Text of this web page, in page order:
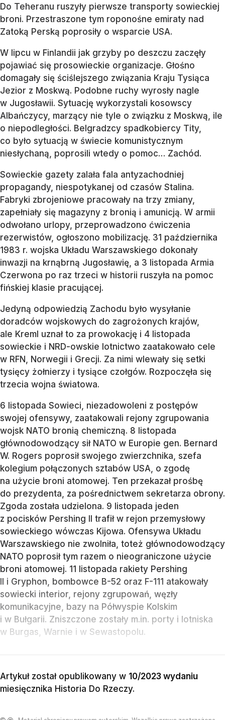
Do Teheranu ruszyły pierwsze transporty sowieckiej
broni. Przestraszone tym roponośne emiraty nad
Zatoką Perską poprosiły o wsparcie USA.
W lipcu w Finlandii jak grzyby po deszczu zaczęły
pojawiać się prosowieckie organizacje. Głośno
domagały się ściślejszego związania Kraju Tysiąca
Jezior z Moskwą. Podobne ruchy wyrosły nagle
w Jugosławii. Sytuację wykorzystali kosowscy
Albańczycy, marzący nie tyle o związku z Moskwą, ile
o niepodległości. Belgradzcy spadkobiercy Tity,
co było sytuacją w świecie komunistycznym
niesłychaną, poprosili wtedy o pomoc… Zachód.
Sowieckie gazety zalała fala antyzachodniej
propagandy, niespotykanej od czasów Stalina.
Fabryki zbrojeniowe pracowały na trzy zmiany,
zapełniały się magazyny z bronią i amunicją. W armii
odwołano urlopy, przeprowadzono ćwiczenia
rezerwistów, ogłoszono mobilizację. 31 października
1983 r. wojska Układu Warszawskiego dokonały
inwazji na krnąbrną Jugosławię, a 3 listopada Armia
Czerwona po raz trzeci w historii ruszyła na pomoc
fińskiej klasie pracującej.
Jedyną odpowiedzią Zachodu było wysyłanie
doradców wojskowych do zagrożonych krajów,
ale Kreml uznał to za prowokację i 4 listopada
sowieckie i NRD-owskie lotnictwo zaatakowało cele
w RFN, Norwegii i Grecji. Za nimi wlewały się setki
tysięcy żołnierzy i tysiące czołgów. Rozpoczęła się
trzecia wojna światowa.
6 listopada Sowieci, niezadowoleni z postępów
swojej ofensywy, zaatakowali rejony zgrupowania
wojsk NATO bronią chemiczną. 8 listopada
głównodowodzący sił NATO w Europie gen. Bernard
W. Rogers poprosił swojego zwierzchnika, szefa
kolegium połączonych sztabów USA, o zgodę
na użycie broni atomowej. Ten przekazał prośbę
do prezydenta, za pośrednictwem sekretarza obrony.
Zgoda została udzielona. 9 listopada jeden
z pocisków Pershing II trafił w rejon przemysłowy
sowieckiego wówczas Kijowa. Ofensywa Układu
Warszawskiego nie zwolniła, toteż głównodowodzący
NATO poprosił tym razem o nieograniczone użycie
broni atomowej. 11 listopada rakiety Pershing
II i Gryphon, bombowce B-52 oraz F-111 atakowały
sowiecki interior, rejony zgrupowań, węzły
komunikacyjne, bazy na Półwyspie Kolskim
i w Bułgarii. Zniszczone zostały m.in. porty i lotniska
w Burgas, Warnie i w Sewastopolu.
Artykuł został opublikowany w 10/2023 wydaniu
miesięcznika Historia Do Rzeczy.